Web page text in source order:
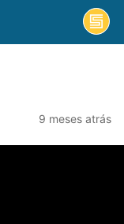
9 meses atrás